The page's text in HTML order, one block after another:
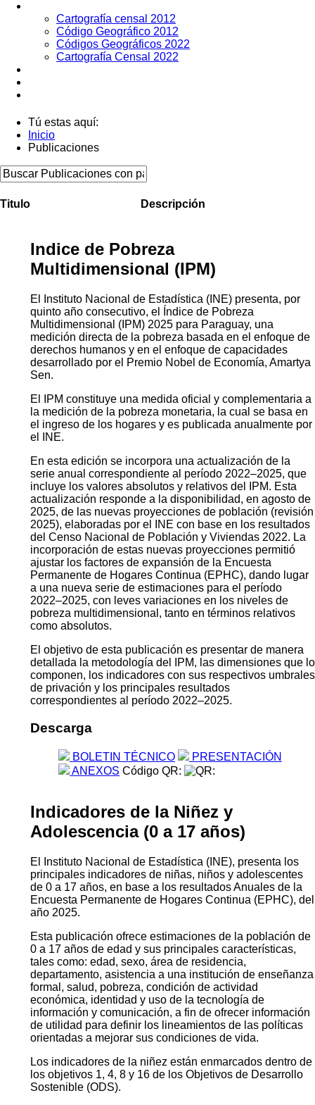
Cartografía censal 2012
Código Geográfico 2012
Códigos Geográficos 2022
Cartografía Censal 2022
Tú estas aquí:
Inicio
Publicaciones
Titulo Descripción
Indice de Pobreza
Multidimensional (IPM)
El Instituto Nacional de Estadística (INE) presenta, por
quinto año consecutivo, el Índice de Pobreza
Multidimensional (IPM) 2025 para Paraguay, una
medición directa de la pobreza basada en el enfoque de
derechos humanos y en el enfoque de capacidades
desarrollado por el Premio Nobel de Economía, Amartya
Sen.
El IPM constituye una medida oficial y complementaria a
la medición de la pobreza monetaria, la cual se basa en
el ingreso de los hogares y es publicada anualmente por
el INE.
En esta edición se incorpora una actualización de la
serie anual correspondiente al período 2022–2025, que
incluye los valores absolutos y relativos del IPM. Esta
actualización responde a la disponibilidad, en agosto de
2025, de las nuevas proyecciones de población (revisión
2025), elaboradas por el INE con base en los resultados
del Censo Nacional de Población y Viviendas 2022. La
incorporación de estas nuevas proyecciones permitió
ajustar los factores de expansión de la Encuesta
Permanente de Hogares Continua (EPHC), dando lugar
a una nueva serie de estimaciones para el período
2022–2025, con leves variaciones en los niveles de
pobreza multidimensional, tanto en términos relativos
como absolutos.
El objetivo de esta publicación es presentar de manera
detallada la metodología del IPM, las dimensiones que lo
componen, los indicadores con sus respectivos umbrales
de privación y los principales resultados
correspondientes al período 2022–2025.
Descarga
BOLETIN TÉCNICO
PRESENTACIÓN
ANEXOS Código QR:
Indicadores de la Niñez y
Adolescencia (0 a 17 años)
El Instituto Nacional de Estadística (INE), presenta los
principales indicadores de niñas, niños y adolescentes
de 0 a 17 años, en base a los resultados Anuales de la
Encuesta Permanente de Hogares Continua (EPHC), del
año 2025.
Esta publicación ofrece estimaciones de la población de
0 a 17 años de edad y sus principales características,
tales como: edad, sexo, área de residencia,
departamento, asistencia a una institución de enseñanza
formal, salud, pobreza, condición de actividad
económica, identidad y uso de la tecnología de
información y comunicación, a fin de ofrecer información
de utilidad para definir los lineamientos de las políticas
orientadas a mejorar sus condiciones de vida.
Los indicadores de la niñez están enmarcados dentro de
los objetivos 1, 4, 8 y 16 de los Objetivos de Desarrollo
Sostenible (ODS).